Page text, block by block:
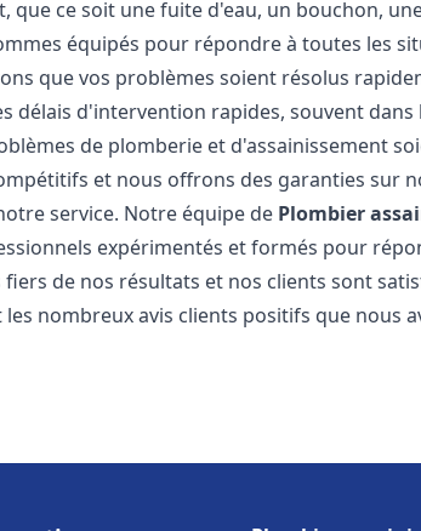
que ce soit une fuite d'eau, un bouchon,
équipés pour répondre à toutes les
que vos problèmes soient résolus
délais d'intervention rapides, souvent dans
de plomberie et d'assainissement
et nous offrons des garanties sur
service. Notre équipe de Plombier
expérimentés et formés pour
de nos résultats et nos clients sont
nombreux avis clients positifs que nous